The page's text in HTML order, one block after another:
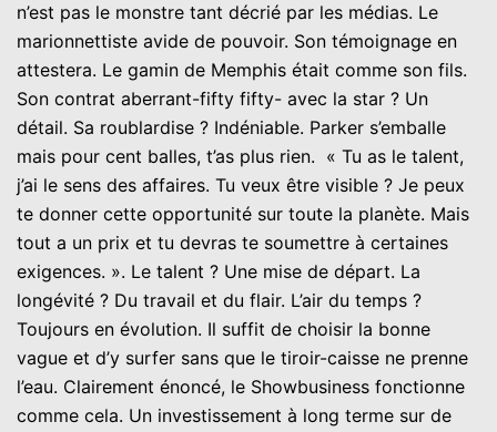
n’est pas le monstre tant décrié par les médias. Le
marionnettiste avide de pouvoir. Son témoignage en
attestera. Le gamin de Memphis était comme son fils.
Son contrat aberrant-fifty fifty- avec la star ? Un
détail. Sa roublardise ? Indéniable. Parker s’emballe
mais pour cent balles, t’as plus rien. « Tu as le talent,
j’ai le sens des affaires. Tu veux être visible ? Je peux
te donner cette opportunité sur toute la planète. Mais
tout a un prix et tu devras te soumettre à certaines
exigences. ». Le talent ? Une mise de départ. La
longévité ? Du travail et du flair. L’air du temps ?
Toujours en évolution. Il suffit de choisir la bonne
vague et d’y surfer sans que le tiroir-caisse ne prenne
l’eau. Clairement énoncé, le Showbusiness fonctionne
comme cela. Un investissement à long terme sur de